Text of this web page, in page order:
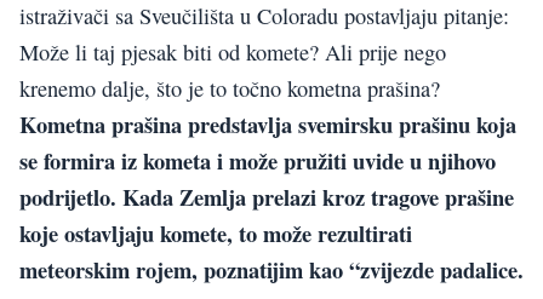
istraživači sa Sveučilišta u Coloradu postavljaju pitanje:
Može li taj pjesak biti od komete? Ali prije nego
krenemo dalje, što je to točno kometna prašina?
Kometna prašina predstavlja svemirsku prašinu koja
se formira iz kometa i može pružiti uvide u njihovo
podrijetlo. Kada Zemlja prelazi kroz tragove prašine
koje ostavljaju komete, to može rezultirati
meteorskim rojem, poznatijim kao “zvijezde padalice.